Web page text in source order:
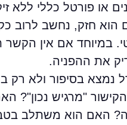
או פורטל כללי ללא
הוא חזק, נחשב לרוב
במיוחד אם אין הקשר
את ההפניה.
נמצא בסיפור ולא רק
"מרגיש נכון"?
האם הוא משתלב